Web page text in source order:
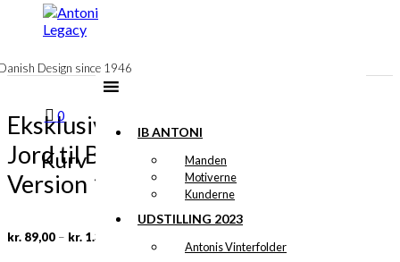
indhold
Design since 1946
IB ANTONI
Manden
Motiverne
Kunderne
UDSTILLING 2023
Antonis Vinterfolder
0
Kurv
Eksklusivt print: Fra
Jord til Bord
Version 1
kr. 89,00 – kr. 1.399,00
Prisinterval:
kr. 89,00